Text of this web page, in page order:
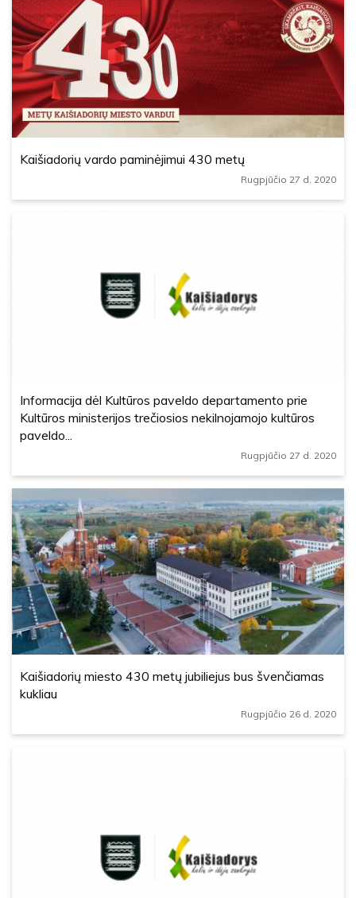
Kaišiadorių vardo paminėjimui 430 metų
Rugpjūčio 27 d. 2020
Informacija dėl Kultūros paveldo departamento prie
Kultūros ministerijos trečiosios nekilnojamojo kultūros
paveldo...
Rugpjūčio 27 d. 2020
Kaišiadorių miesto 430 metų jubiliejus bus švenčiamas
kukliau
Rugpjūčio 26 d. 2020